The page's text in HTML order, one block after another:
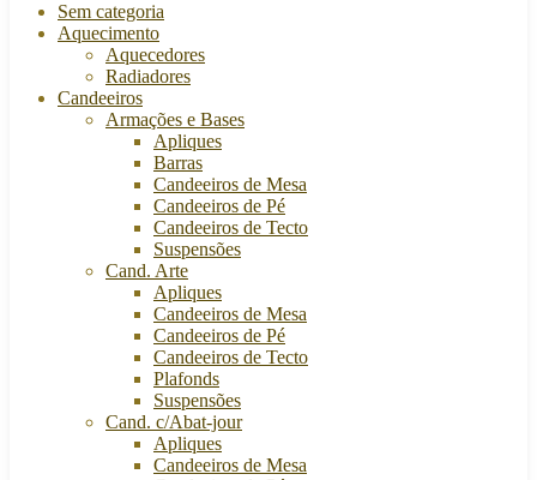
Sem categoria
Aquecimento
Aquecedores
Radiadores
Candeeiros
Armações e Bases
Apliques
Barras
Candeeiros de Mesa
Candeeiros de Pé
Candeeiros de Tecto
Suspensões
Cand. Arte
Apliques
Candeeiros de Mesa
Candeeiros de Pé
Candeeiros de Tecto
Plafonds
Suspensões
Cand. c/Abat-jour
Apliques
Candeeiros de Mesa